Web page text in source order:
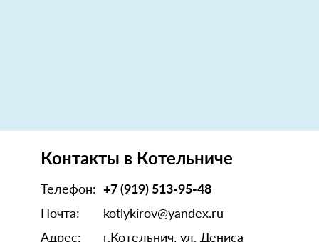
Контакты в Котельниче
Телефон: +7 (919) 513-95-48
Почта:
kotlykirov@yandex.ru
Адрес:
г.Котельнич, ул. Дениса